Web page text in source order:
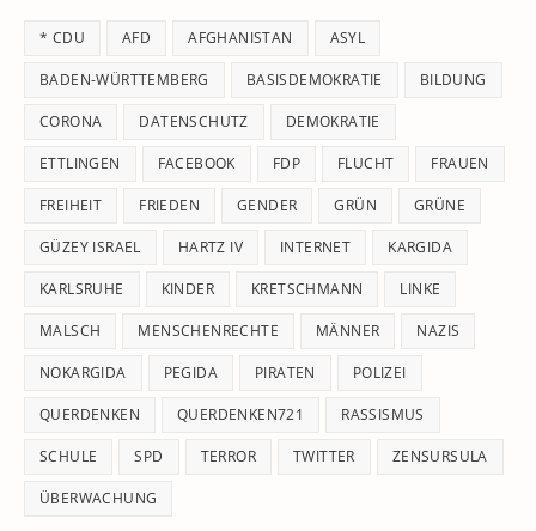
* CDU AFD AFGHANISTAN ASYL
BADEN-WÜRTTEMBERG BASISDEMOKRATIE BILDUNG
CORONA DATENSCHUTZ DEMOKRATIE
ETTLINGEN FACEBOOK FDP FLUCHT FRAUEN
FREIHEIT FRIEDEN GENDER GRÜN GRÜNE
GÜZEY ISRAEL HARTZ IV INTERNET KARGIDA
KARLSRUHE KINDER KRETSCHMANN LINKE
MALSCH MENSCHENRECHTE MÄNNER NAZIS
NOKARGIDA PEGIDA PIRATEN POLIZEI
QUERDENKEN QUERDENKEN721 RASSISMUS
SCHULE SPD TERROR TWITTER ZENSURSULA
ÜBERWACHUNG